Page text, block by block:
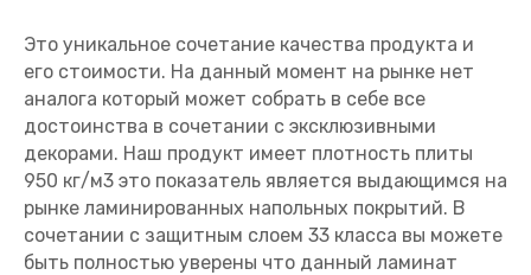
Это уникальное сочетание качества продукта и
его стоимости. На данный момент на рынке нет
аналога который может собрать в себе все
достоинства в сочетании с эксклюзивными
декорами. Наш продукт имеет плотность плиты
950 кг/м3 это показатель является выдающимся на
рынке ламинированных напольных покрытий. В
сочетании с защитным слоем 33 класса вы можете
быть полностью уверены что данный ламинат